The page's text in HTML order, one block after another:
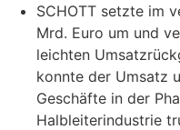
SCHOTT setzte im
Mrd. Euro um und
leichten
konnte der Umsatz
Geschäfte in der
Halbleiterindustrie